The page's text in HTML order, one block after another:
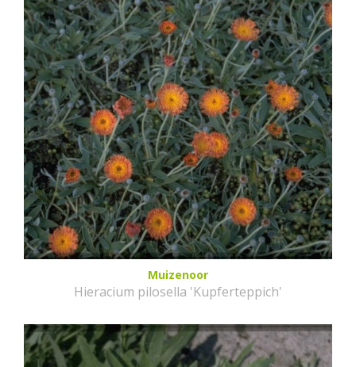
Muizenoor
Hieracium pilosella 'Kupferteppich'